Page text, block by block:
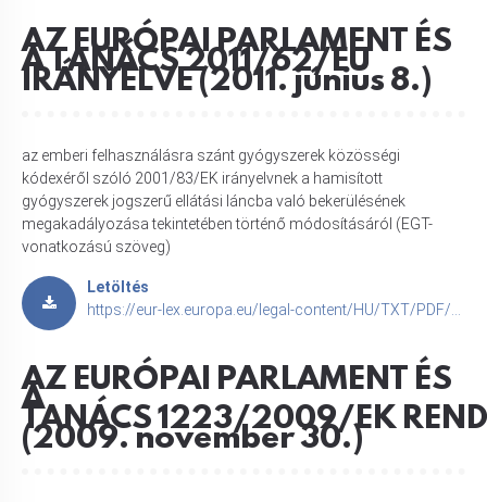
AZ EURÓPAI PARLAMENT ÉS
A TANÁCS 2011/62/EU
IRÁNYELVE (2011. június 8.)
az emberi felhasználásra szánt gyógyszerek közösségi
kódexéről szóló 2001/83/EK irányelvnek a hamisított
gyógyszerek jogszerű ellátási láncba való bekerülésének
megakadályozása tekintetében történő módosításáról (EGT-
vonatkozású szöveg)
Letöltés
https://eur-lex.europa.eu/legal-content/HU/TXT/PDF/?uri=CELEX:32011L0062
AZ EURÓPAI PARLAMENT ÉS
A
TANÁCS 1223/2009/EK
(2009. november 30.)